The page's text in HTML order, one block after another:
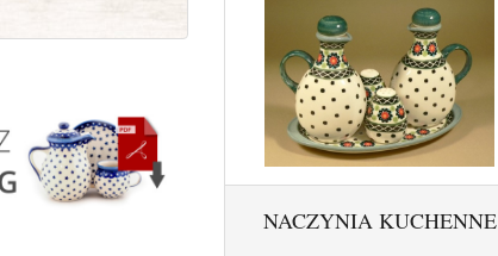
NACZYNIA KUCHENNE